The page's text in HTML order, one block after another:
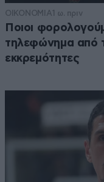
ΟΙΚΟΝΟΜΙΑ1 ω. πριν
Ποιοι
τηλεφώνημα από
εκκρεμότητες